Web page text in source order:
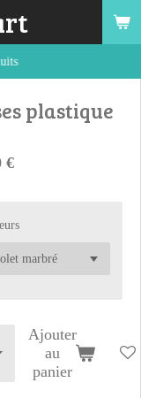
plastique
€
Ajouter
au
panier